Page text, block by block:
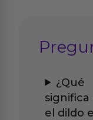
¿Qué
significa
el dildo